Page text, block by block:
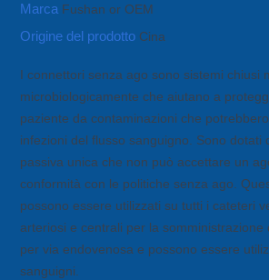
Marca Fushan or OEM
Origine del prodotto Cina
I connettori senza ago sono sistemi chiusi
microbiologicamente che aiutano a
paziente da contaminazioni che
infezioni del flusso sanguigno. Sono dotati
passiva unica che non può accettare un
conformità con le politiche senza ago.
possono essere utilizzati su tutti i cateteri
arteriosi e centrali per la somministrazione
per via endovenosa e possono essere
sanguigni.